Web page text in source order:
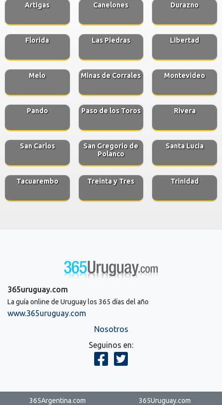
Artigas Canelones Durazno
Florida Las Piedras Libertad
Melo Minas de Corrales Montevideo
Pando Paso de los Toros Rivera
San Carlos
San Gregorio de
Polanco
Santa Lucia
Tacuarembo Treinta y Tres Trinidad
365uruguay.com
La guía online de Uruguay los 365 días del año
www.365uruguay.com
Nosotros
Seguinos en:
365Argentina.com 365Uruguay.com